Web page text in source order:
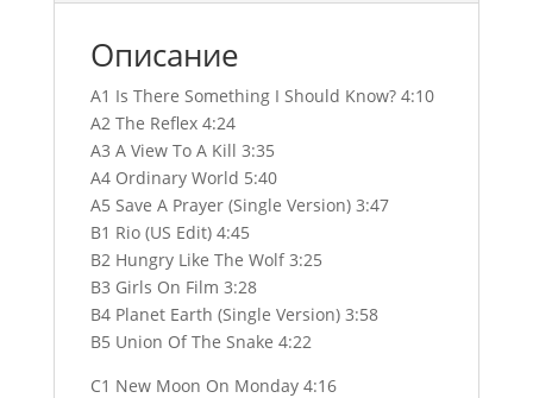
Описание
A1 Is There Something I Should Know? 4:10
A2 The Reflex 4:24
A3 A View To A Kill 3:35
A4 Ordinary World 5:40
A5 Save A Prayer (Single Version) 3:47
B1 Rio (US Edit) 4:45
B2 Hungry Like The Wolf 3:25
B3 Girls On Film 3:28
B4 Planet Earth (Single Version) 3:58
B5 Union Of The Snake 4:22
C1 New Moon On Monday 4:16